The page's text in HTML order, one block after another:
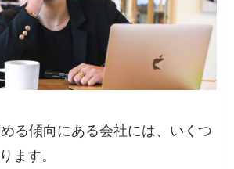
る傾向にある会社には、いくつ
ます。